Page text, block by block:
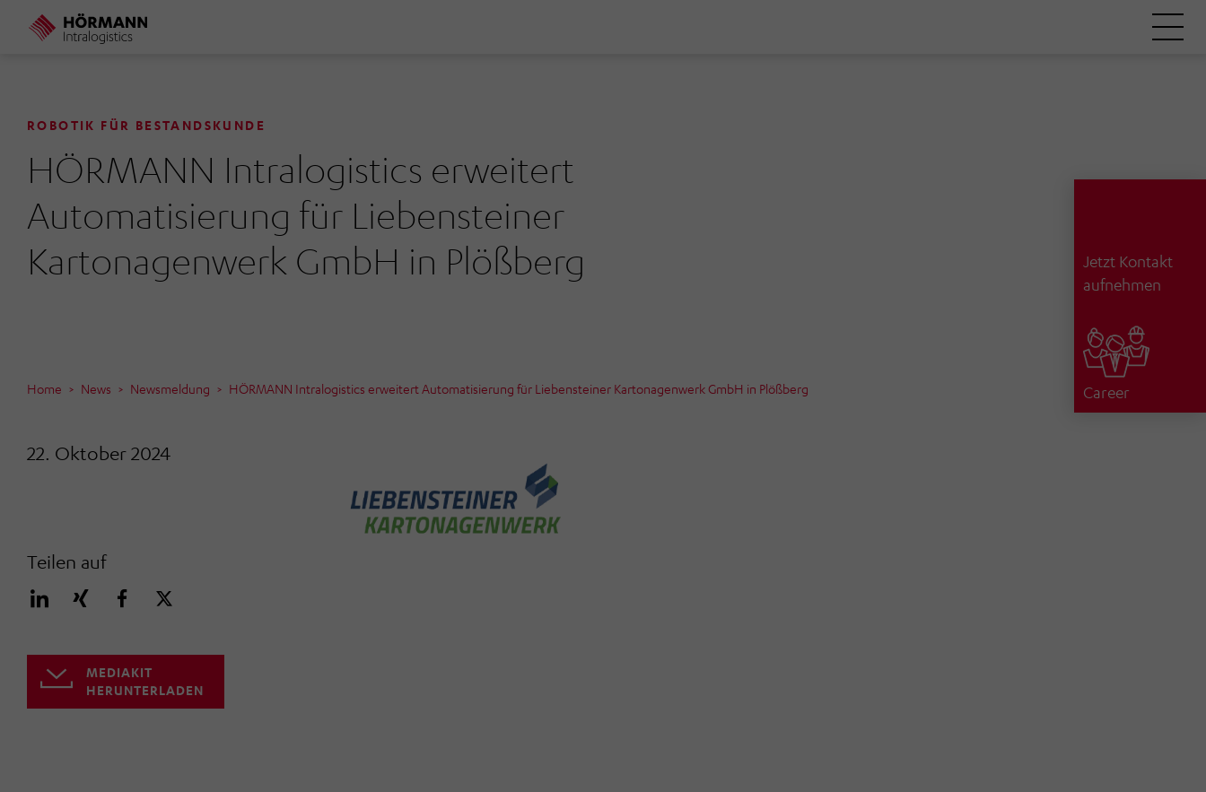
Jetzt Kontakt
aufnehmen
Career
ROBOTIK FÜR BESTANDSKUNDE
HÖRMANN Intralogistics erweitert
Automatisierung für Liebensteiner
Kartonagenwerk GmbH in Plößberg
Home News Newsmeldung HÖRMANN Intralogistics erweitert Automatisierung für Liebensteiner Kartonagenwerk GmbH in Plößberg
22. Oktober 2024
Teilen auf
MEDIAKIT
HERUNTERLADEN